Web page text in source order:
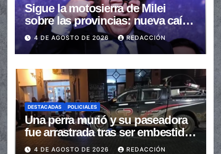
Sigue la motosierra de Milei
sobre las provincias: nueva caída
de las transferencias no
automáticas
4 DE AGOSTO DE 2026 REDACCIÓN
DESTACADAS POLICIALES
Una perra murió y su paseadora
fue arrastrada tras ser embestidas
en la senda peatonal
4 DE AGOSTO DE 2026 REDACCIÓN